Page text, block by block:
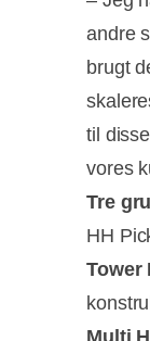
andre
brugt
til
vores
Tre
HH
Tower
Multi